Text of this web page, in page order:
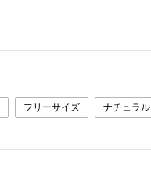
フリーサイズ ナチュラル